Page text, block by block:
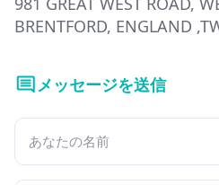
BRENTFORD, ENGLAND
メッセージを送信